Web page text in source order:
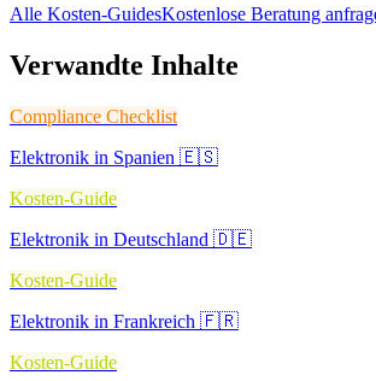
Alle Kosten-GuidesKostenlose Beratung
Verwandte Inhalte
Compliance Checklist
Elektronik in Spanien 🇪🇸
Kosten-Guide
Elektronik in Deutschland 🇩🇪
Kosten-Guide
Elektronik in Frankreich 🇫🇷
Kosten-Guide